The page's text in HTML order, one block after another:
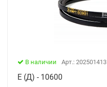
В наличии Арт.: 202501413
Е (Д) - 10600